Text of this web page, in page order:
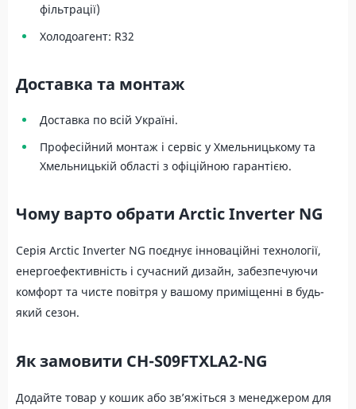
фільтрації)
Холодоагент: R32
Доставка та монтаж
Доставка по всій Україні.
Професійний монтаж і сервіс у Хмельницькому та
Хмельницькій області з офіційною гарантією.
Чому варто обрати Arctic Inverter NG
Серія Arctic Inverter NG поєднує інноваційні технології,
енергоефективність і сучасний дизайн, забезпечуючи
комфорт та чисте повітря у вашому приміщенні в будь-
який сезон.
Як замовити CH-S09FTXLA2-NG
Додайте товар у кошик або зв’яжіться з менеджером для